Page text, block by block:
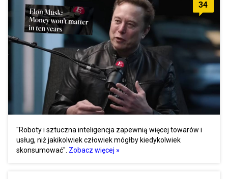
34
"Roboty i sztuczna inteligencja zapewnią więcej towarów i
usług, niż jakikolwiek człowiek mógłby kiedykolwiek
skonsumować". Zobacz więcej »